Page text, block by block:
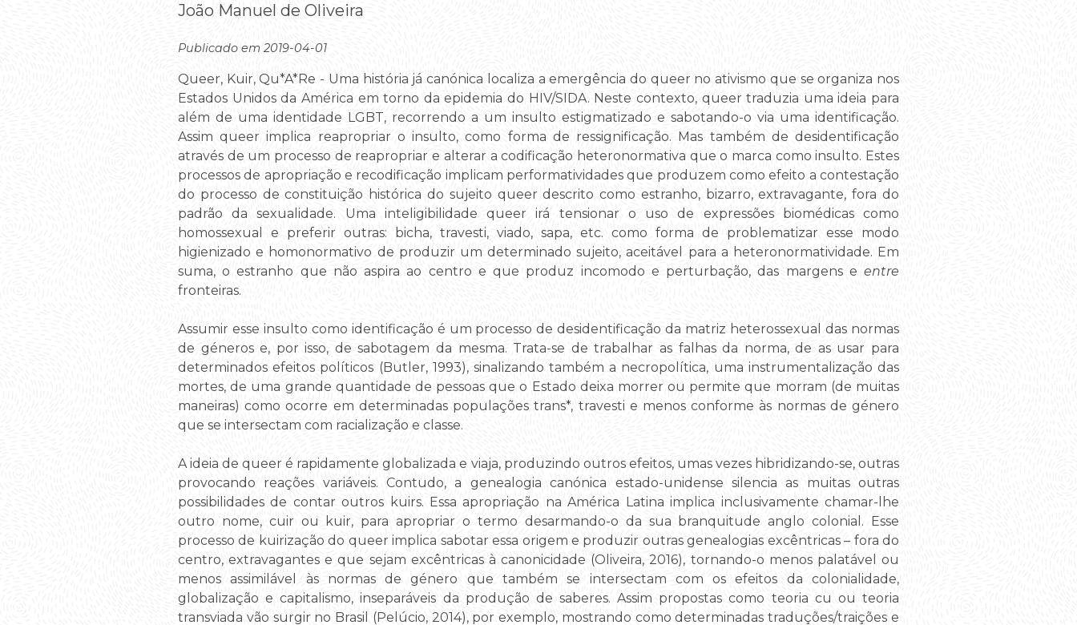
João Manuel de Oliveira
Publicado em 2019-04-01
Queer, Kuir, Qu*A*Re - Uma história já canónica localiza a emergência do queer no ativismo que se organiza nos
Estados Unidos da América em torno da epidemia do HIV/SIDA. Neste contexto, queer traduzia uma ideia para
além de uma identidade LGBT, recorrendo a um insulto estigmatizado e sabotando-o via uma identificação.
Assim queer implica reapropriar o insulto, como forma de ressignificação. Mas também de desidentificação
através de um processo de reapropriar e alterar a codificação heteronormativa que o marca como insulto. Estes
processos de apropriação e recodificação implicam performatividades que produzem como efeito a contestação
do processo de constituição histórica do sujeito queer descrito como estranho, bizarro, extravagante, fora do
padrão da sexualidade. Uma inteligibilidade queer irá tensionar o uso de expressões biomédicas como
homossexual e preferir outras: bicha, travesti, viado, sapa, etc. como forma de problematizar esse modo
higienizado e homonormativo de produzir um determinado sujeito, aceitável para a heteronormatividade. Em
suma, o estranho que não aspira ao centro e que produz incomodo e perturbação, das margens e entre
fronteiras.
Assumir esse insulto como identificação é um processo de desidentificação da matriz heterossexual das normas
de géneros e, por isso, de sabotagem da mesma. Trata-se de trabalhar as falhas da norma, de as usar para
determinados efeitos políticos (Butler, 1993), sinalizando também a necropolítica, uma instrumentalização das
mortes, de uma grande quantidade de pessoas que o Estado deixa morrer ou permite que morram (de muitas
maneiras) como ocorre em determinadas populações trans*, travesti e menos conforme às normas de género
que se intersectam com racialização e classe.
A ideia de queer é rapidamente globalizada e viaja, produzindo outros efeitos, umas vezes hibridizando-se, outras
provocando reações variáveis. Contudo, a genealogia canónica estado-unidense silencia as muitas outras
possibilidades de contar outros kuirs. Essa apropriação na América Latina implica inclusivamente chamar-lhe
outro nome, cuir ou kuir, para apropriar o termo desarmando-o da sua branquitude anglo colonial. Esse
processo de kuirização do queer implica sabotar essa origem e produzir outras genealogias excêntricas – fora do
centro, extravagantes e que sejam excêntricas à canonicidade (Oliveira, 2016), tornando-o menos palatável ou
menos assimilável às normas de género que também se intersectam com os efeitos da colonialidade,
globalização e capitalismo, inseparáveis da produção de saberes. Assim propostas como teoria cu ou teoria
transviada vão surgir no Brasil (Pelúcio, 2014), por exemplo, mostrando como determinadas traduções/traições e